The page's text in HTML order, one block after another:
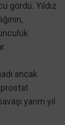
gördü. Yıldız
ancak
prostat
yarım yıl